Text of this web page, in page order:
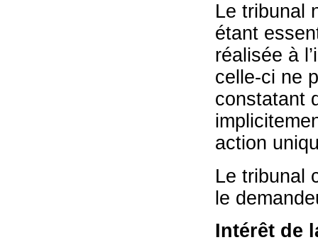
Le tribunal
étant
réalisée à
celle-ci ne
constatant
action
Le tribunal
le
Intérêt de